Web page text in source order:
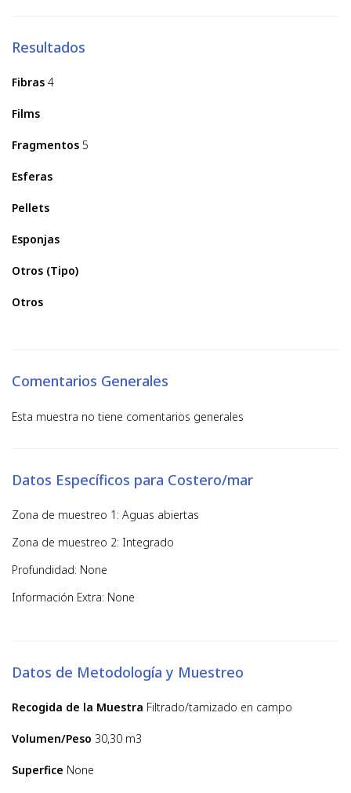
Resultados
Fibras 4
Films
Fragmentos 5
Esferas
Pellets
Esponjas
Otros (Tipo)
Otros
Comentarios Generales
Esta muestra no tiene comentarios generales
Datos Específicos para Costero/mar
Zona de muestreo 1: Aguas abiertas
Zona de muestreo 2: Integrado
Profundidad: None
Información Extra: None
Datos de Metodología y Muestreo
Recogida de la Muestra Filtrado/tamizado en campo
Volumen/Peso 30,30 m3
Superfice None